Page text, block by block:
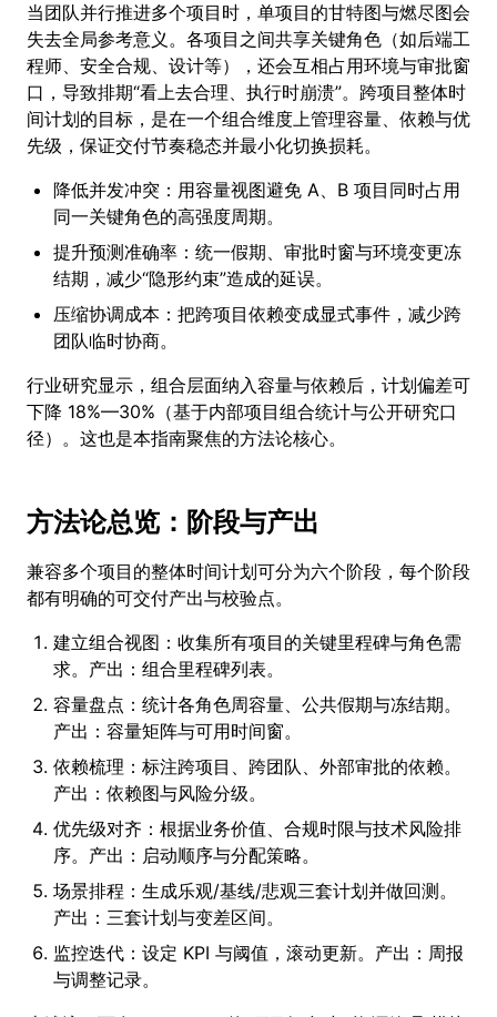
当团队并行推进多个项目时，单项目的甘特图与燃尽图会
失去全局参考意义。各项目之间共享关键角色（如后端工
程师、安全合规、设计等），还会互相占用环境与审批窗
口，导致排期“看上去合理、执行时崩溃”。跨项目整体时
间计划的目标，是在一个组合维度上管理容量、依赖与优
先级，保证交付节奏稳态并最小化切换损耗。
降低并发冲突：用容量视图避免 A、B 项目同时占用
同一关键角色的高强度周期。
提升预测准确率：统一假期、审批时窗与环境变更冻
结期，减少“隐形约束”造成的延误。
压缩协调成本：把跨项目依赖变成显式事件，减少跨
团队临时协商。
行业研究显示，组合层面纳入容量与依赖后，计划偏差可
下降 18%—30%（基于内部项目组合统计与公开研究口
径）。这也是本指南聚焦的方法论核心。
方法论总览：阶段与产出
兼容多个项目的整体时间计划可分为六个阶段，每个阶段
都有明确的可交付产出与校验点。
建立组合视图：收集所有项目的关键里程碑与角色需
求。产出：组合里程碑列表。
容量盘点：统计各角色周容量、公共假期与冻结期。
产出：容量矩阵与可用时间窗。
依赖梳理：标注跨项目、跨团队、外部审批的依赖。
产出：依赖图与风险分级。
优先级对齐：根据业务价值、合规时限与技术风险排
序。产出：启动顺序与分配策略。
场景排程：生成乐观/基线/悲观三套计划并做回测。
产出：三套计划与变差区间。
监控迭代：设定 KPI 与阈值，滚动更新。产出：周报
与调整记录。